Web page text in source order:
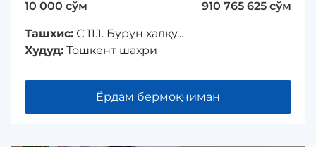
10 000 сўм 910 765 625 сўм
Ташхис: С 11.1. Бурун ҳалқу...
Худуд: Тошкент шаҳри
Ёрдам бермоқчиман